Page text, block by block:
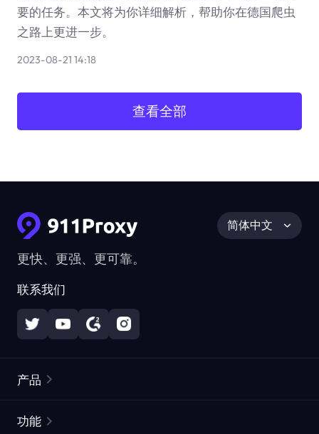
要的任务。本文将为你详细解析，帮助你在德国爬虫
之路上更进一步。
2023-08-21 14:18
查看全部
更快、更强、更可靠。
联系我们
简体中文
产品
功能